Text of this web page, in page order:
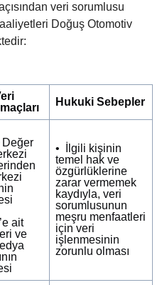
veri sorumlusu
Doğuş Otomotiv
Hukuki Sebepler
Değer
ait
ve
• İlgili kişinin
temel hak ve
özgürlüklerine
zarar vermemek
kaydıyla, veri
sorumlusunun
meşru menfaatleri
için veri
işlenmesinin
zorunlu olması